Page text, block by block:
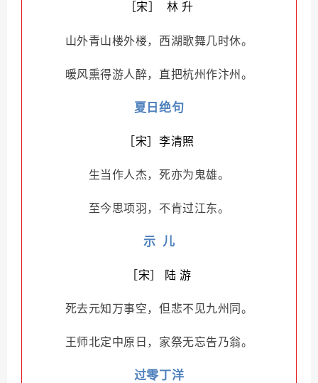
［宋］ 林 升
山外青山楼外楼，西湖歌舞几时休。
暖风熏得游人醉，直把杭州作汴州。
夏日绝句
［宋］李清照
生当作人杰，死亦为鬼雄。
至今思项羽，不肯过江东。
示 儿
［宋］ 陆 游
死去元知万事空，但悲不见九州同。
王师北定中原日，家祭无忘告乃翁。
过零丁洋